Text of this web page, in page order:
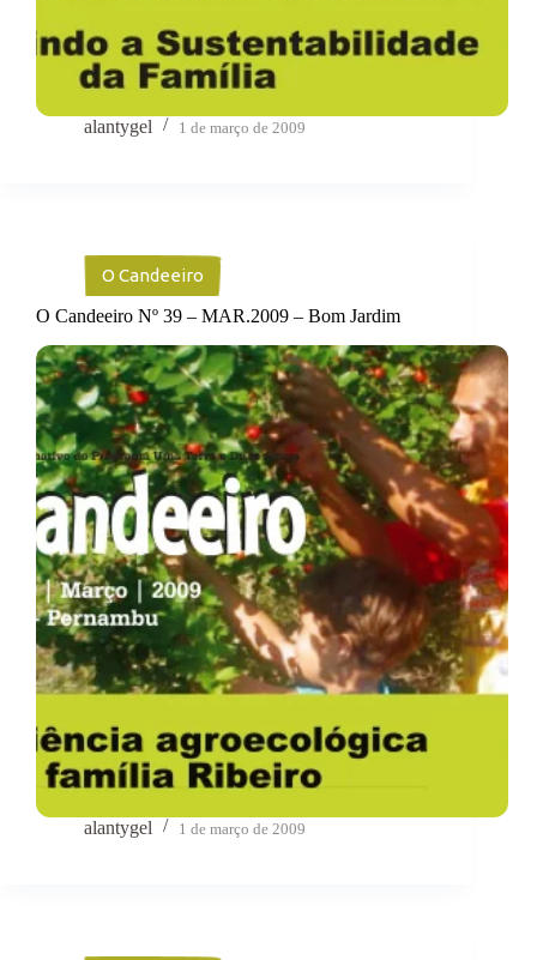
alantygel 1 de março de 2009
O Candeeiro
O Candeeiro Nº 39 – MAR.2009 – Bom Jardim
alantygel 1 de março de 2009